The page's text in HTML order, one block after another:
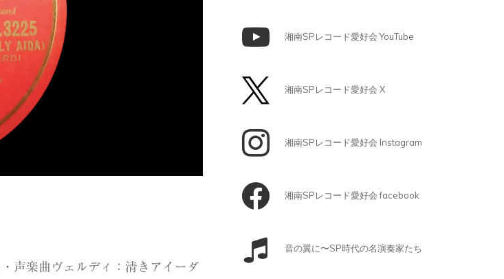
声楽曲ヴェルディ：清きアイーダ
湘南SPレコード愛好会 YouTube
湘南SPレコード愛好会 X
湘南SPレコード愛好会 Instagram
湘南SPレコード愛好会 facebook
音の翼に〜SP時代の名演奏家たち